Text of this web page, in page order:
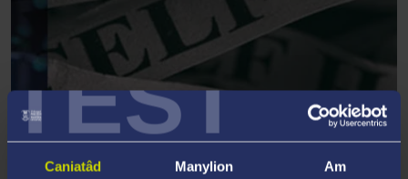
TEST
Caniatâd Manylion Am
IECHYD MEDDWL AC ATAL
HUNANLADDIAD